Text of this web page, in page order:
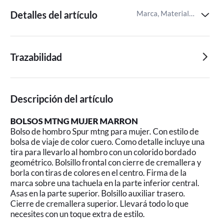
Detalles del artículo Marca, Material de confección,Material del forro
Trazabilidad
Descripción del artículo
BOLSOS MTNG MUJER MARRON
Bolso de hombro Spur mtng para mujer. Con estilo de
bolsa de viaje de color cuero. Como detalle incluye una
tira para llevarlo al hombro con un colorido bordado
geométrico. Bolsillo frontal con cierre de cremallera y
borla con tiras de colores en el centro. Firma de la
marca sobre una tachuela en la parte inferior central.
Asas en la parte superior. Bolsillo auxiliar trasero.
Cierre de cremallera superior. Llevará todo lo que
necesites con un toque extra de estilo.